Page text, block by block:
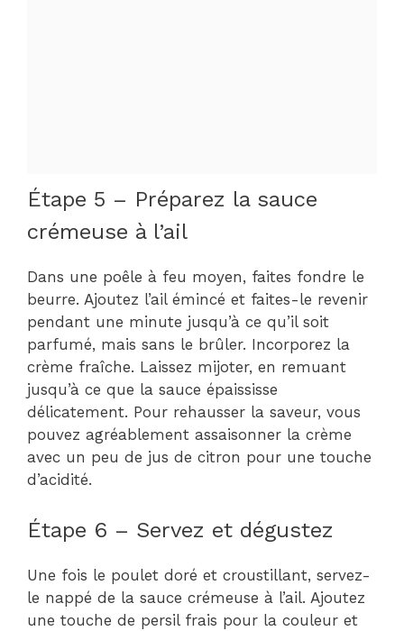
Étape 5 – Préparez la sauce
crémeuse à l’ail
Dans une poêle à feu moyen, faites fondre le
beurre. Ajoutez l’ail émincé et faites-le revenir
pendant une minute jusqu’à ce qu’il soit
parfumé, mais sans le brûler. Incorporez la
crème fraîche. Laissez mijoter, en remuant
jusqu’à ce que la sauce épaississe
délicatement. Pour rehausser la saveur, vous
pouvez agréablement assaisonner la crème
avec un peu de jus de citron pour une touche
d’acidité.
Étape 6 – Servez et dégustez
Une fois le poulet doré et croustillant, servez-
le nappé de la sauce crémeuse à l’ail. Ajoutez
une touche de persil frais pour la couleur et